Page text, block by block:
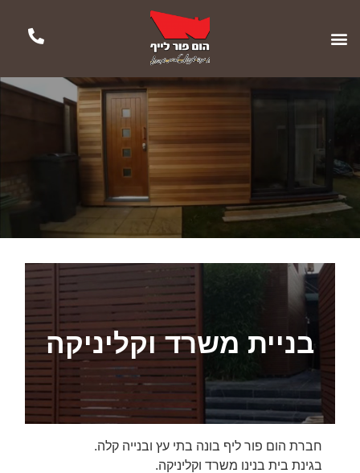
בניית משרד וקליניקה
חברת הום פור ליף בונה בתי עץ ובנייה קלה.
בגינת בית בנינו משרד וקליניקה.